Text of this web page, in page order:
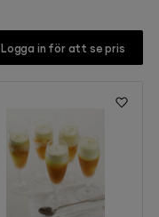
Logga in för att se pris